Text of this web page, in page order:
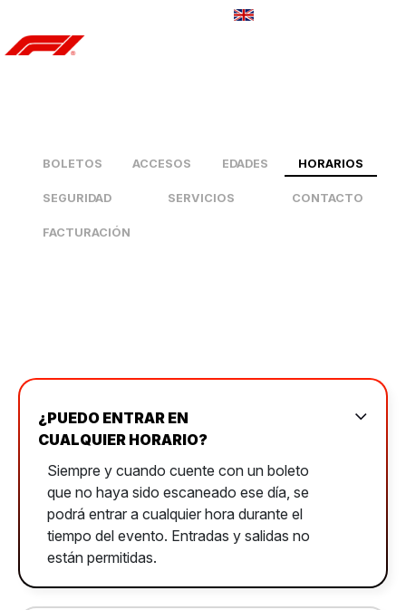
BOLETOS ACCESOS EDADES HORARIOS
SEGURIDAD SERVICIOS CONTACTO
FACTURACIÓN
¿PUEDO ENTRAR EN
CUALQUIER HORARIO?
Siempre y cuando cuente con un boleto
que no haya sido escaneado ese día, se
podrá entrar a cualquier hora durante el
tiempo del evento. Entradas y salidas no
están permitidas.